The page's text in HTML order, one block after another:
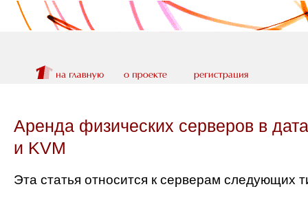
Аренда физических серверов в
и KVM
Эта статья относится к серверам следующих